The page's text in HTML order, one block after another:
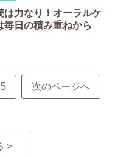
は力なり！オーラルケ
毎日の積み重ねから
5 次のページへ